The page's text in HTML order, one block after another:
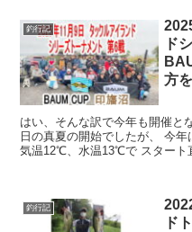
釣行記
ド
方
はい、そんな訳で今年も開催と
日の真夏の開始でしたが、 今年は打って変って立冬、晩秋とらしく
気温12℃、水温13℃で スタート直後は強めの雨と風も若干ふき、寒
釣行記
ド